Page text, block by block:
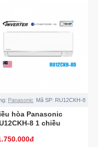
Panasonic Mã SP: RU12CKH-8
hòa Panasonic
8 1 chiều